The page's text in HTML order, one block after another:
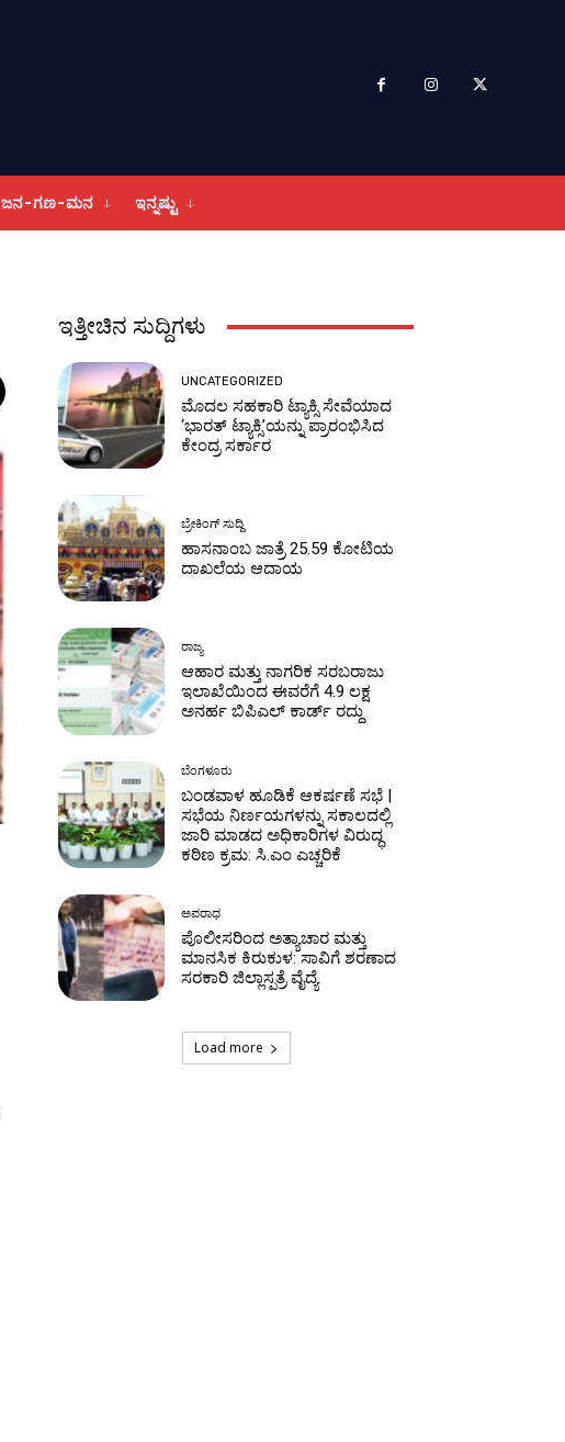
ಜನ-ಗಣ-ಮನ ಇನ್ನಷ್ಟು
ಇತ್ತೀಚಿನ ಸುದ್ದಿಗಳು
UNCATEGORIZED
ಮೊದಲ ಸಹಕಾರಿ ಟ್ಯಾಕ್ಸಿ ಸೇವೆಯಾದ
‘ಭಾರತ್ ಟ್ಯಾಕ್ಸಿ’ಯನ್ನು ಪ್ರಾರಂಭಿಸಿದ
ಕೇಂದ್ರ ಸರ್ಕಾರ
ಬ್ರೇಕಿಂಗ್ ಸುದ್ದಿ
ಹಾಸನಾಂಬ ಜಾತ್ರೆ ₹25.59 ಕೋಟಿಯ
ದಾಖಲೆಯ ಆದಾಯ
ರಾಜ್ಯ
ಆಹಾರ ಮತ್ತು ನಾಗರಿಕ ಸರಬರಾಜು
ಇಲಾಖೆಯಿಂದ ಈವರೆಗೆ 4.9 ಲಕ್ಷ
ಅನರ್ಹ ಬಿಪಿಎಲ್ ಕಾರ್ಡ್ ರದ್ದು
ಬೆಂಗಳೂರು
ಬಂಡವಾಳ ಹೂಡಿಕೆ ಆಕರ್ಷಣೆ ಸಭೆ |
ಸಭೆಯ ನಿರ್ಣಯಗಳನ್ನು ಸಕಾಲದಲ್ಲಿ
ಜಾರಿ ಮಾಡದ ಅಧಿಕಾರಿಗಳ ವಿರುದ್ಧ
ಕಠಿಣ ಕ್ರಮ: ಸಿ.ಎಂ ಎಚ್ಚರಿಕೆ
ಅಪರಾಧ
ಪೊಲೀಸರಿಂದ ಅತ್ಯಾಚಾರ ಮತ್ತು
ಮಾನಸಿಕ ಕಿರುಕುಳ: ಸಾವಿಗೆ ಶರಣಾದ
ಸರಕಾರಿ ಜಿಲ್ಲಾಸ್ಪತ್ರೆ ವೈದ್ಯೆ
Load more